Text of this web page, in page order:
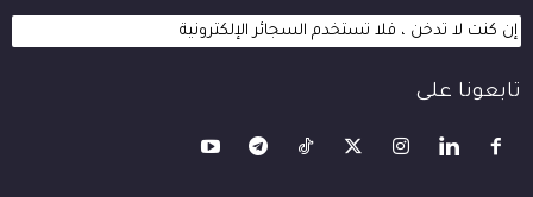
إن كنت لا تدخن ، فلا تستخدم السجائر الإلكترونية
تابعونا على